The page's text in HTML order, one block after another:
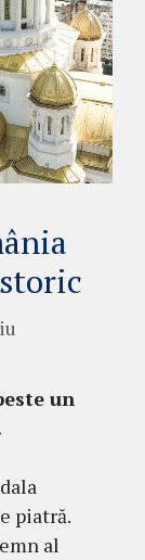
un
piatră.
al